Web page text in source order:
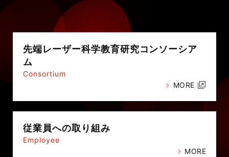
先端レーザー科学教育研究コンソーシア
ム
Consortium
MORE
従業員への取り組み
Employee
MORE